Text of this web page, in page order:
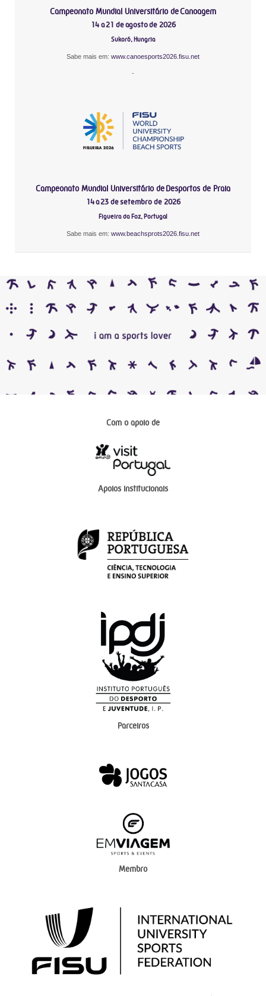
Campeonato Mundial Universitário de Canoagem
14 a 21 de agosto de 2026
Sukoró, Hungria
Sabe mais em: www.canoesports2026.fisu.net
-
Campeonato Mundial Universitário de Desportos de Praia
14 a 23 de setembro de 2026
Figueira da Foz, Portugal
Sabe mais em: www.beachsprots2026.fisu.net
Com o apoio de
Apoios institucionais
Parceiros
Membro